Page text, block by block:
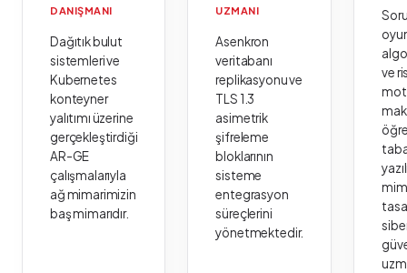
DANIŞMANI
Dağıtık bulut
sistemleri ve
Kubernetes
konteyner
yalıtımı üzerine
gerçekleştirdiği
AR-GE
çalışmalarıyla
ağ mimarimizin
baş mimarıdır.
UZMANI
Asenkron
veritabanı
replikasyonu ve
TLS 1.3
asimetrik
şifreleme
bloklarının
sisteme
entegrasyon
süreçlerini
yönetmektedir.
ve